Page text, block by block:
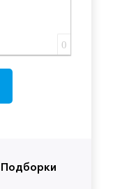
Подборки
0